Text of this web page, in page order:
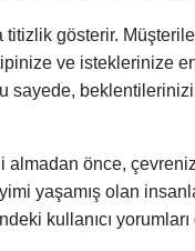
gösterir.
ve isteklerinize
sayede,
önce,
yaşamış olan
kullanıcı